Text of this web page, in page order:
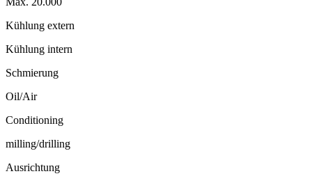
Kühlung extern
Kühlung intern
Schmierung
Oil/Air
Conditioning
milling/drilling
Ausrichtung